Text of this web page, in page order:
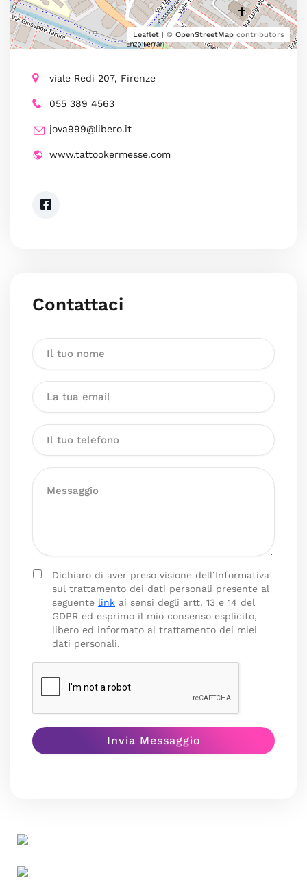
Leaflet | © OpenStreetMap contributors
viale Redi 207, Firenze
055 389 4563
jova999@libero.it
www.tattookermesse.com
Contattaci
Dichiaro di aver preso visione dell’Informativa
sul trattamento dei dati personali presente al
seguente link ai sensi degli artt. 13 e 14 del
GDPR ed esprimo il mio consenso esplicito,
libero ed informato al trattamento dei miei
dati personali.